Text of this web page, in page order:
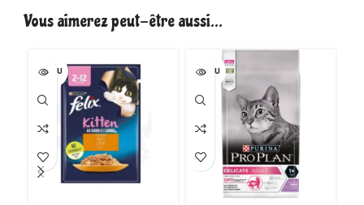
Vous aimerez peut-être aussi…
VENDU VENDU